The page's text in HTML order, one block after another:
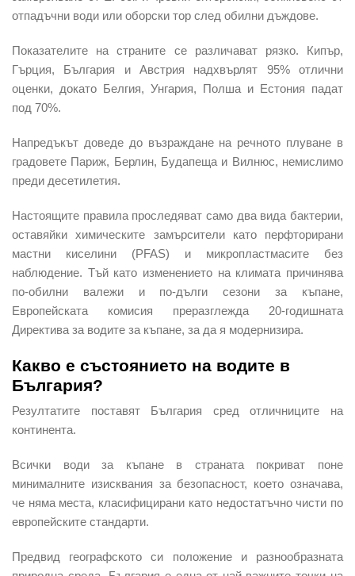
отпадъчни води или оборски тор след обилни дъждове.
Показателите на страните се различават рязко. Кипър,
Гърция, България и Австрия надхвърлят 95% отлични
оценки, докато Белгия, Унгария, Полша и Естония падат
под 70%.
Напредъкът доведе до възраждане на речното плуване в
градовете Париж, Берлин, Будапеща и Вилнюс, немислимо
преди десетилетия.
Настоящите правила проследяват само два вида бактерии,
оставяйки химическите замърсители като перфторирани
мастни киселини (PFAS) и микропластмасите без
наблюдение. Тъй като изменението на климата причинява
по-обилни валежи и по-дълги сезони за къпане,
Европейската комисия преразглежда 20-годишната
Директива за водите за къпане, за да я модернизира.
Какво е състоянието на водите в
България?
Резултатите поставят България сред отличниците на
континента.
Всички води за къпане в страната покриват поне
минималните изисквания за безопасност, което означава,
че няма места, класифицирани като недостатъчно чисти по
европейските стандарти.
Предвид географското си положение и разнообразната